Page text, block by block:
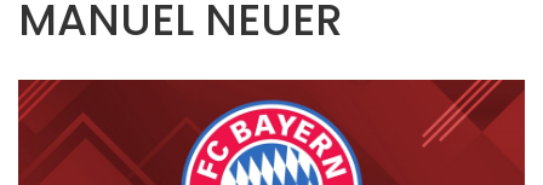
MANUEL NEUER